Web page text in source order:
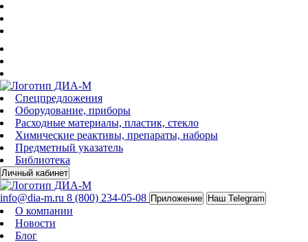
Спецпредложения
Оборудование, приборы
Расходные материалы, пластик, стекло
Химические реактивы, препараты, наборы
Предметный указатель
Библиотека
Личный кабинет
info@dia-m.ru 8 (800) 234-05-08 Приложение Наш Telegram
О компании
Новости
Блог